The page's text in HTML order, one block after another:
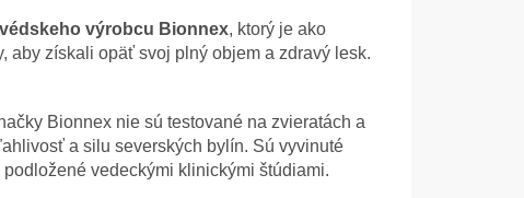
výrobcu Bionnex, ktorý je ako
aby získali opäť svoj plný objem a zdravý lesk.
Bionnex nie sú testované na zvieratách a
a silu severských bylín. Sú vyvinuté
vedeckými klinickými štúdiami.